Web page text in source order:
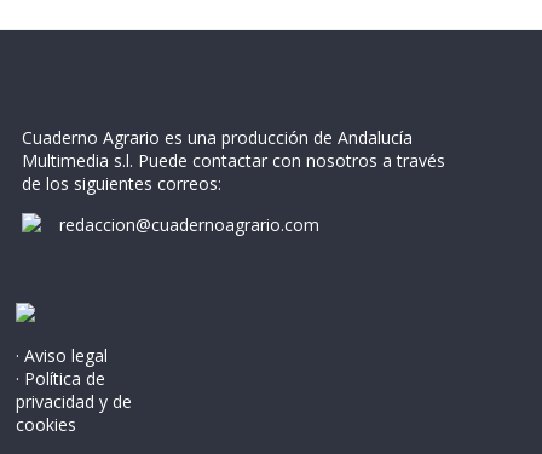
Cuaderno Agrario es una producción de Andalucía
Multimedia s.l. Puede contactar con nosotros a través
de los siguientes correos:
redaccion@cuadernoagrario.com
· Aviso legal
· Política de
privacidad y de
cookies